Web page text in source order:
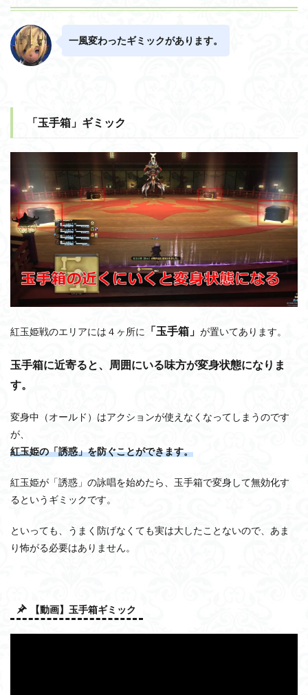
一風変わったギミックがあります。
「玉手箱」ギミック
紅玉姫戦のエリアには４ヶ所に 「玉手箱」 が置いてあります。
玉手箱に近寄ると、周囲にいる味方が変身状態になりま
す。
変身中（オールド）はアクションが使えなくなってしまうのです
が、
紅玉姫の「誘惑」を防ぐことができます。
紅玉姫が「誘惑」の詠唱を始めたら、玉手箱で変身して無効化す
るというギミックです。
といっても、うまく防げなくても実は大したことないので、あま
り怖がる必要はありません。
【動画】玉手箱ギミック